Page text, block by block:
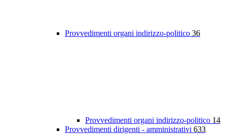
Provvedimenti organi indirizzo-politico 36
Provvedimenti organi indirizzo-politico 14
Provvedimenti dirigenti - amministrativi 633